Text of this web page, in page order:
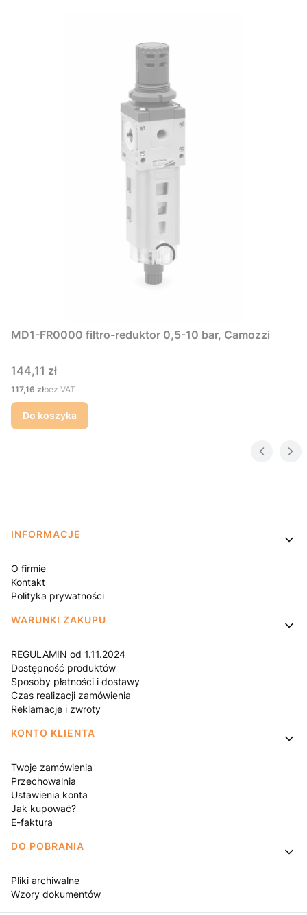
MD1-FR0000 filtro-reduktor 0,5-10 bar, Camozzi
Cena
144,11 zł
Cena
117,16 złbez VAT
Do koszyka
Linki w stopce
INFORMACJE
O firmie
Kontakt
Polityka prywatności
WARUNKI ZAKUPU
REGULAMIN od 1.11.2024
Dostępność produktów
Sposoby płatności i dostawy
Czas realizacji zamówienia
Reklamacje i zwroty
KONTO KLIENTA
Twoje zamówienia
Przechowalnia
Ustawienia konta
Jak kupować?
E-faktura
DO POBRANIA
Pliki archiwalne
Wzory dokumentów